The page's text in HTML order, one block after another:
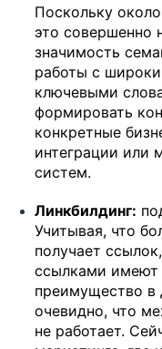
Поскольку
это совершенно
значимость
работы с
ключевыми
формировать
конкретные
интеграции или
систем.
Линкбилдинг:
Учитывая, что
получает
ссылками имеют
преимущество в
очевидно, что
не работает.